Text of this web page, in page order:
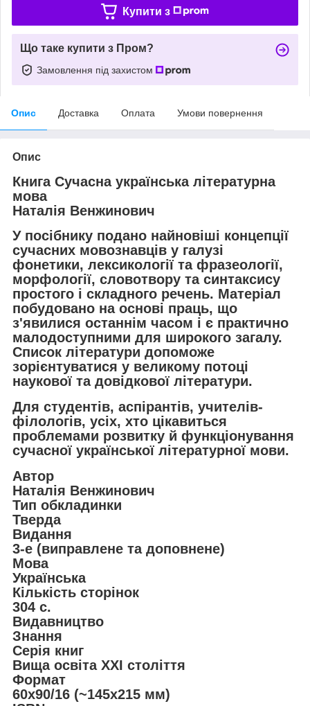
Купити з
Що таке купити з Пром?
Замовлення під захистом
Опис Доставка Оплата Умови повернення
Опис
Книга Сучасна українська літературна
мова
Наталія Венжинович
У посібнику подано найновіші концепції
сучасних мовознавців у галузі
фонетики, лексикології та фразеології,
морфології, словотвору та синтаксису
простого і складного речень. Матеріал
побудовано на основі праць, що
з'явилися останнім часом і є практично
малодоступними для широкого загалу.
Cписок літератури допоможе
зорієнтуватися у великому потоці
наукової та довідкової літератури.
Для студентів, аспірантів, учителів-
філологів, усіх, хто цікавиться
проблемами розвитку й функціонування
сучасної української літературної мови.
Автор
Наталія Венжинович
Тип обкладинки
Тверда
Видання
3-е (виправлене та доповнене)
Мова
Українська
Кількість сторінок
304 с.
Видавництво
Знання
Серія книг
Вища освіта XXI століття
Формат
60х90/16 (~145х215 мм)